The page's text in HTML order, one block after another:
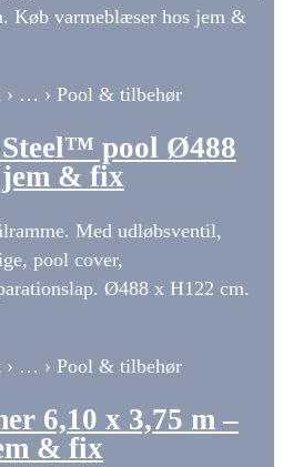
Køb varmeblæser hos jem &
› … › Pool & tilbehør
pool Ø488
jem & fix
Med udløbsventil,
pool cover,
Ø488 x H122 cm.
› … › Pool & tilbehør
6,10 x 3,75 m –
& fix